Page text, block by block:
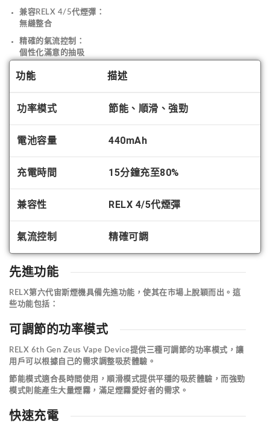
兼容RELX 4/5代煙彈 ：
無縫整合
精確的氣流控制
：
個性化滿意的抽吸
功能 描述
功率模式 節能、順滑、強勁
電池容量 440mAh
充電時間 15分鐘充至80%
兼容性 RELX 4/5代煙彈
氣流控制 精確可調
先進功能
RELX第六代宙斯煙機具備先進功能，使其在市場上脫穎而出。這
些功能包括：
可調節的功率模式
RELX 6th Gen Zeus Vape Device提供三種可調節的功率模式，讓
用戶可以根據自己的需求調整吸菸體驗。
節能模式適合長時間使用，順滑模式提供平穩的吸菸體驗，而強勁
模式則能產生大量煙霧，滿足煙霧愛好者的需求。
快速充電